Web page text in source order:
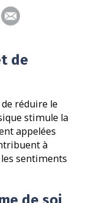
de
réduire le
stimule la
appelées
à
sentiments